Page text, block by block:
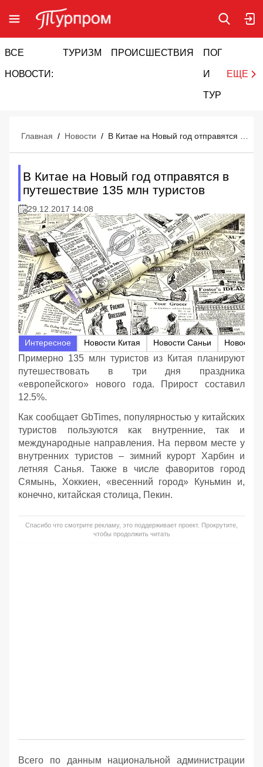
ВСЕ
НОВОСТИ:
ТУРИЗМ ПРОИСШЕСТВИЯ ПОГОДА
И
ТУРИЗМ
ЕЩЕ
Главная / Новости /
В Китае на Новый год отправятся в
путешествие 135 млн туристов
29.12.2017 14:08
Интересное Новости Китая Новости Саньи Новости
Примерно 135 млн туристов из Китая планируют
путешествовать в три дня праздника
«европейского» нового года. Прирост составил
12.5%.
Как сообщает GbTimes, популярностью у китайских
туристов пользуются как внутренние, так и
международные направления. На первом месте у
внутренних туристов – зимний курорт Харбин и
летняя Санья. Также в числе фаворитов город
Сямынь, Хоккиен, «весенний город» Куньмин и,
конечно, китайская столица, Пекин.
Спасибо что смотрите рекламу, это поддерживает проект. Прокрутите,
чтобы продолжить читать
Всего по данным национальной администрации